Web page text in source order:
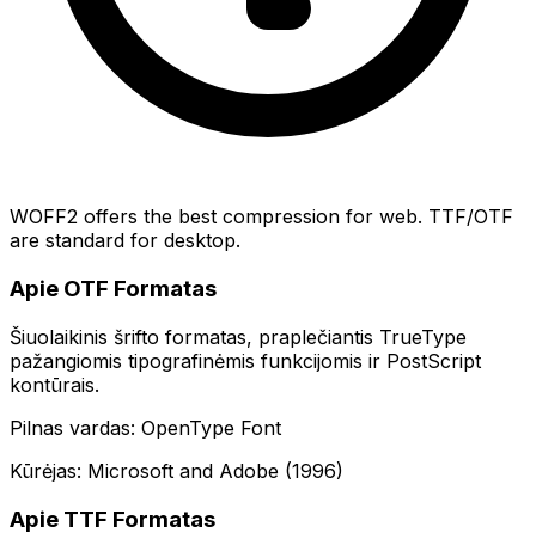
WOFF2 offers the best compression for web. TTF/OTF
are standard for desktop.
Apie OTF Formatas
Šiuolaikinis šrifto formatas, praplečiantis TrueType
pažangiomis tipografinėmis funkcijomis ir PostScript
kontūrais.
Pilnas vardas: OpenType Font
Kūrėjas: Microsoft and Adobe (1996)
Apie TTF Formatas